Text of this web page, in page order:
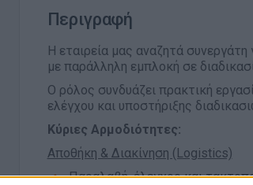
Περιγραφή
Η εταιρεία μας αναζητά συνεργάτη
με παράλληλη εμπλοκή σε
Ο ρόλος συνδυάζει πρακτική
ελέγχου και υποστήριξης
Κύριες Αρμοδιότητες:
Αποθήκη & Διακίνηση (Logistics)
Παραλαβή, έλεγχος και